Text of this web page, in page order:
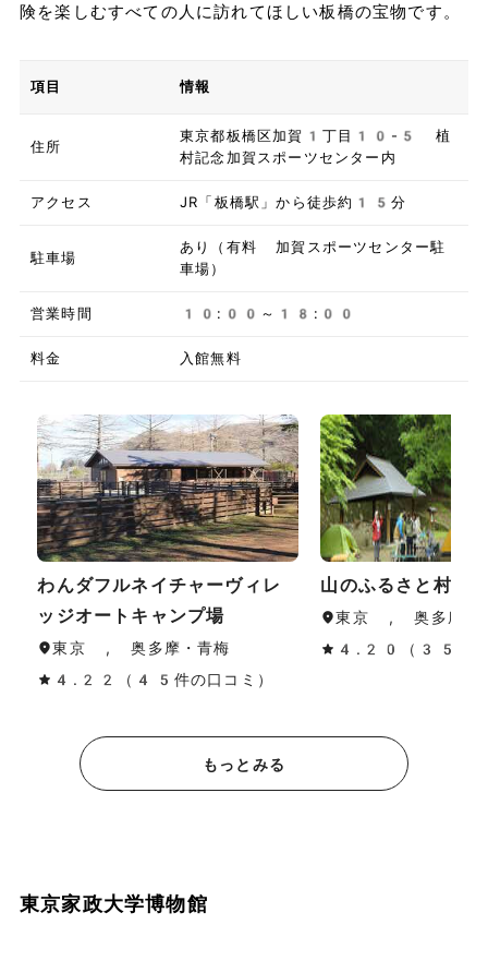
険を楽しむすべての人に訪れてほしい板橋の宝物です。
項目 情報
住所
東京都板橋区加賀1丁目10-5 植
村記念加賀スポーツセンター内
アクセス JR「板橋駅」から徒歩約15分
駐車場
あり（有料 加賀スポーツセンター駐
車場）
営業時間 10:00～18:00
料金 入館無料
わんダフルネイチャーヴィレ
ッジオートキャンプ場
東京 , 奥多摩・青梅
4.22（45件の口コミ）
山のふるさと村キ
東京 , 奥多摩・
4.20（35件の
もっとみる
東京家政大学博物館